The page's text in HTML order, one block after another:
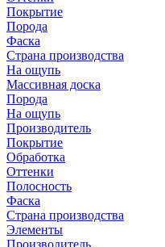
Покрытие
Порода
Фаска
Страна производства
На ощупь
Массивная доска
Порода
На ощупь
Производитель
Покрытие
Обработка
Оттенки
Полосность
Фаска
Страна производства
Элементы
Производитель